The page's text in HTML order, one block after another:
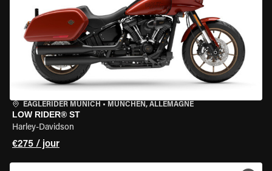
EAGLERIDER MUNICH • MÜNCHEN, ALLEMAGNE
LOW RIDER® ST
Harley-Davidson
€275 / jour